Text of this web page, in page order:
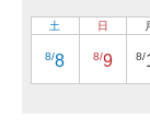
土
8/8
日
8/9 8/